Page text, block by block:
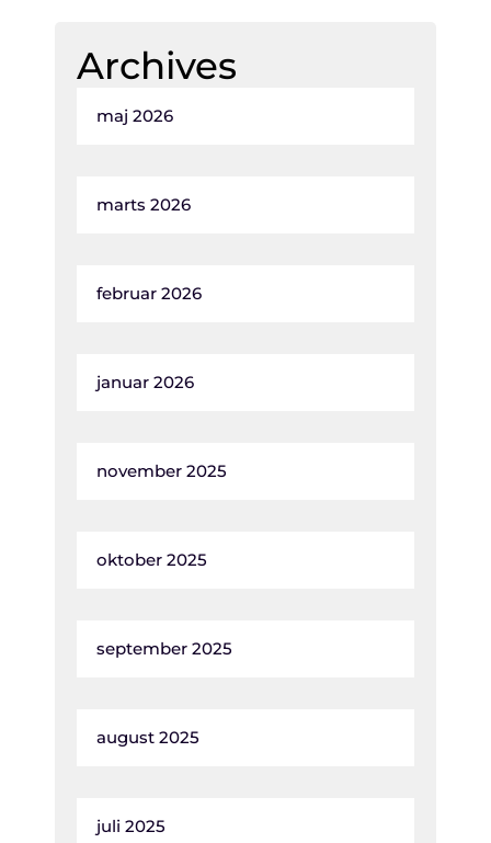
Archives
maj 2026
marts 2026
februar 2026
januar 2026
november 2025
oktober 2025
september 2025
august 2025
juli 2025